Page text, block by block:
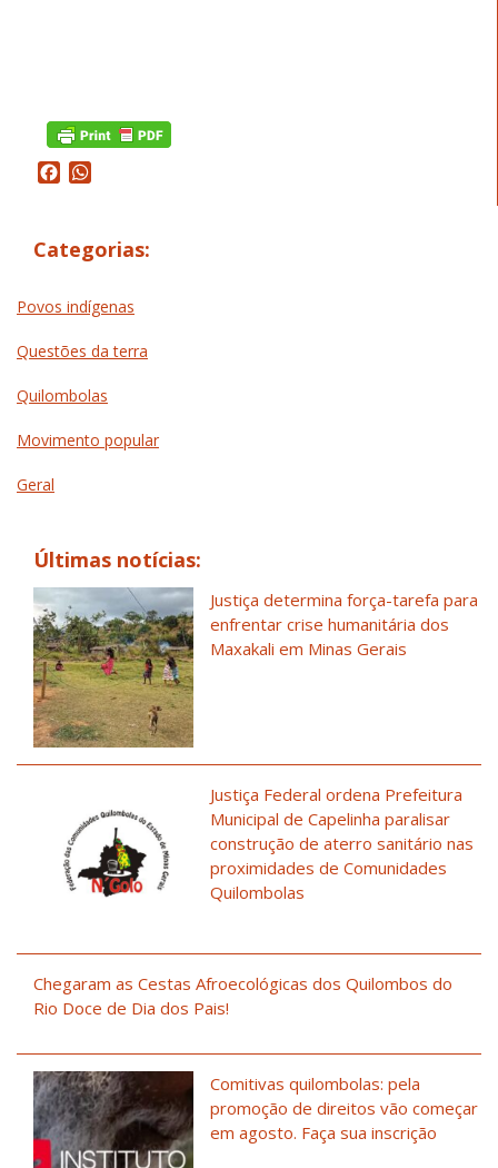
Facebook
Categorias:
Povos indígenas
Questões da terra
Quilombolas
Movimento popular
Geral
Últimas notícias:
Justiça determina força-tarefa para
enfrentar crise humanitária dos
Maxakali em Minas Gerais
Justiça Federal ordena Prefeitura
Municipal de Capelinha paralisar
construção de aterro sanitário nas
proximidades de Comunidades
Quilombolas
Chegaram as Cestas Afroecológicas dos Quilombos do
Rio Doce de Dia dos Pais!
Comitivas quilombolas: pela
promoção de direitos vão começar
em agosto. Faça sua inscrição